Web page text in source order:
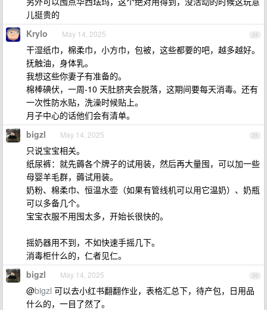
儿挺贵的
24
Krylo May 14, 2025
干湿纸巾，棉柔巾，小方巾，包被，这些都要的吧，越多越好。
抚触油，身体乳。
我想这些你妻子有准备的。
棉棒碘伏，一周-10 天肚脐夹会脱落，这期间要每天消毒。还有
一次性防水贴，洗澡时候贴上。
月子中心的话他们会有清单。
25
bigzl May 14, 2025
只说宝宝相关。
纸尿裤：就先薅各个牌子的试用装，然后再大量囤，可以加一些
母婴羊毛群，薅试用装。
奶粉、棉柔巾、恒温水壶（如果有管线机可以用它温奶）、奶瓶
可以多备几个。
宝宝衣服不用囤太多，开始长很快的。
摇奶器用不到，不如快速手摇几下。
消毒柜什么的，仁者见仁。
26
bigzl May 14, 2025
@bigzl 可以去小红书翻翻作业，表格汇总下，待产包，日用品
什么的，一目了然了。